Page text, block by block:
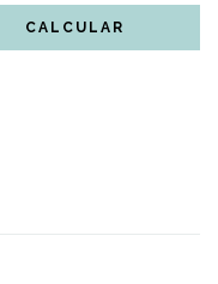
CALCULAR